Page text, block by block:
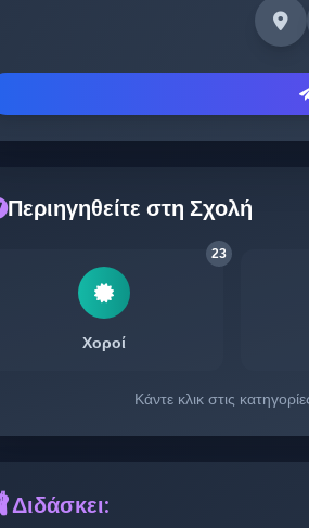
Περιηγηθείτε στη Σχολή
Χοροί
23
Κάντε κλικ στις
Διδάσκει: